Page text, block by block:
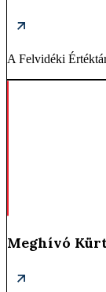
A Felvidéki
Meghívó